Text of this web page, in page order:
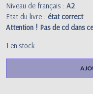
Niveau de français : A2
Etat du livre : état correct
Attention ! Pas de cd dans
1 en stock